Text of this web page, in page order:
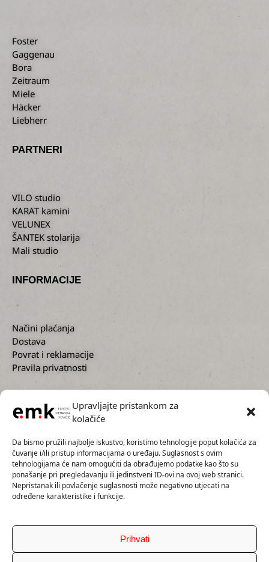
Upravljajte pristankom za
kolačiće
Da bismo pružili najbolje iskustvo, koristimo tehnologije poput kolačića za
čuvanje i/ili pristup informacijama o uređaju. Suglasnost s ovim
tehnologijama će nam omogućiti da obrađujemo podatke kao što su
ponašanje pri pregledavanju ili jedinstveni ID-ovi na ovoj web stranici.
Nepristanak ili povlačenje suglasnosti može negativno utjecati na
određene karakteristike i funkcije.
Prihvati
Foster
Gaggenau
Bora
Zeitraum
Miele
Häcker
Liebherr
PARTNERI
VILO studio
KARAT kamini
VELUNEX
ŠANTEK stolarija
Mali studio
INFORMACIJE
Načini plaćanja
Dostava
Povrat i reklamacije
Pravila privatnosti
KORISNIČKA PODRŠKA
+385 1 2300 727
+385 91 5593 136
servis@emk.hr